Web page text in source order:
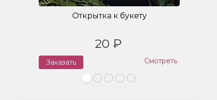
Открытка к букету
20 ₽
Заказать Смотреть